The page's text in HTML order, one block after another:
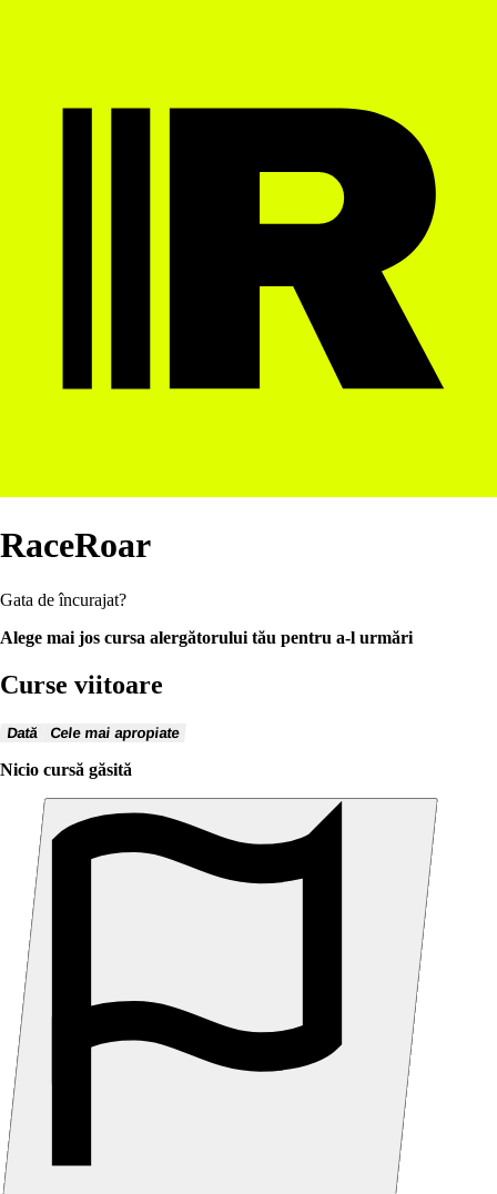
RaceRoar
Gata de încurajat?
Alege mai jos cursa alergătorului tău pentru a-l urmări
Curse viitoare
Dată Cele mai apropiate
Nicio cursă găsită